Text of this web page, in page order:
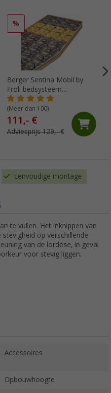
%
Berger Sentina Mobil by
Froli bedsysteem
basispakket
(Meer dan 100)
111,- €
Adviesprijs 129,- €
Eenvoudige montage
te vullen. Het inknippen van
op verschillende
van de lordose, in geval
voor stevig liggen.
Accessoires
Opbouwhoogte